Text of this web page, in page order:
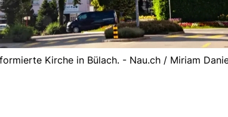
Kirche in Bülach. - Nau.ch / Miriam